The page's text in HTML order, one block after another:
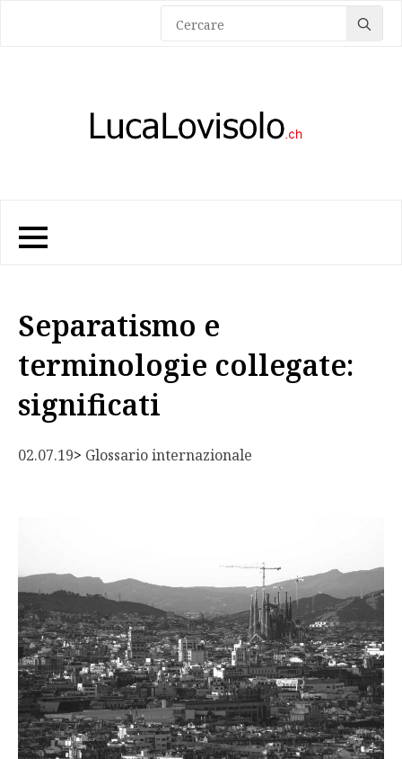
for:
Separatismo e
terminologie collegate:
significati
02.07.19> Glossario internazionale